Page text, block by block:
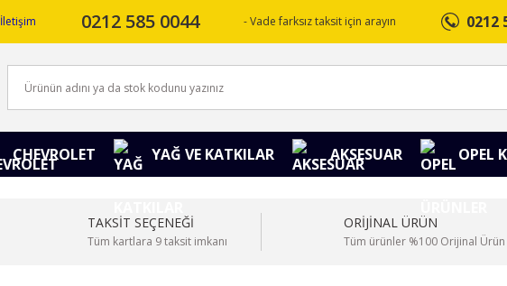
İletişim 0212 585 0044 - Vade farksız taksit için arayın 0212
CHEVROLET YAĞ VE KATKILAR AKSESUAR OPEL
TAKSİT SEÇENEĞİ
Tüm kartlara 9 taksit imkanı
ORİJİNAL ÜRÜN
Tüm ürünler %100 Orijinal Ürün